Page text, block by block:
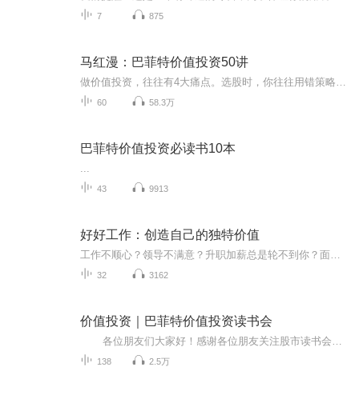
7 875
马红漫：巴菲特价值投资50讲
60 58.3万
巴菲特价值投资必读书10本
43 9913
好好工作：创造自己的独特价值
32 3162
价值投资｜巴菲特价值投资读书会
138 2.5万